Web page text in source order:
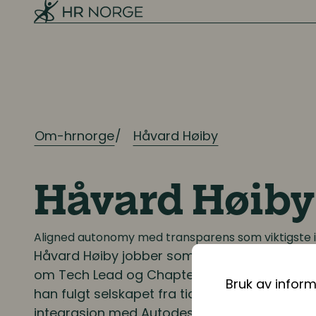
Bruk av
Ressursplanlegging
Rekruttering
Onboarding
Kompetanse
Om-hrnorge Håvard Høiby
Håvard Høiby
Aligned autonomy med transparens som viktigste
Håvard Høiby jobber som utvikler hos
om Tech Lead og Chapter Lead/Engineering
han fulgt selskapet fra tidlig scaleup,